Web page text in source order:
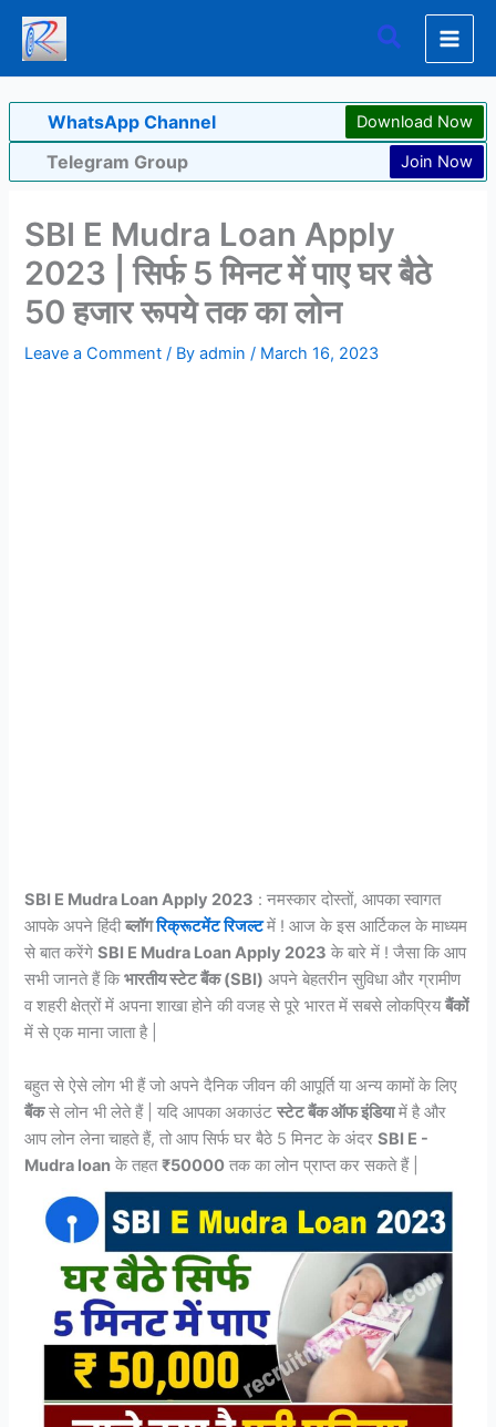
Skip
content
Search
WhatsApp Channel Download Now
Telegram Group Join Now
SBI E Mudra Loan Apply
2023 | सिर्फ 5 मिनट में पाए घर बैठे
50 हजार रूपये तक का लोन
Leave a Comment / Byadmin/ March 16, 2023
SBI E Mudra Loan Apply 2023 : नमस्कार दोस्तों, आपका स्वागत
आपके अपने हिंदीब्लॉगरिक्रूटमेंट रिजल्टमें ! आज के इस आर्टिकल के माध्यम
से बात करेंगेSBI E Mudra Loan Apply 2023 के बारे में ! जैसा कि आप
सभी जानते हैं किभारतीय स्टेट बैंक (SBI) अपने बेहतरीन सुविधा और ग्रामीण
व शहरी क्षेत्रों में अपना शाखा होने की वजह से पूरे भारत में सबसे लोकप्रियबैंकों
में से एक माना जाता है |
बहुत से ऐसे लोग भी हैं जो अपने दैनिक जीवन की आपूर्ति या अन्य कामों के लिए
बैंकसे लोन भी लेते हैं | यदि आपका अकाउंटस्टेट बैंक ऑफ इंडियामें है और
आप लोन लेना चाहते हैं, तो आप सिर्फ घर बैठे 5 मिनट के अंदरSBI E -
Mudra loan के तहत₹50000 तक का लोन प्राप्त कर सकते हैं |